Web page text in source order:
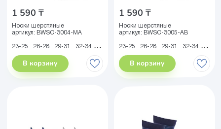
1 590 ₸
Носки шерстяные
артикул: BWSC-3004-MA
23-25 26-28 29-31 32-34 35-38 39-41
В корзину
1 590 ₸
Носки шерстяные
артикул: BWSC-3005-AB
23-25 26-28 29-31 32-34 35-38
В корзину